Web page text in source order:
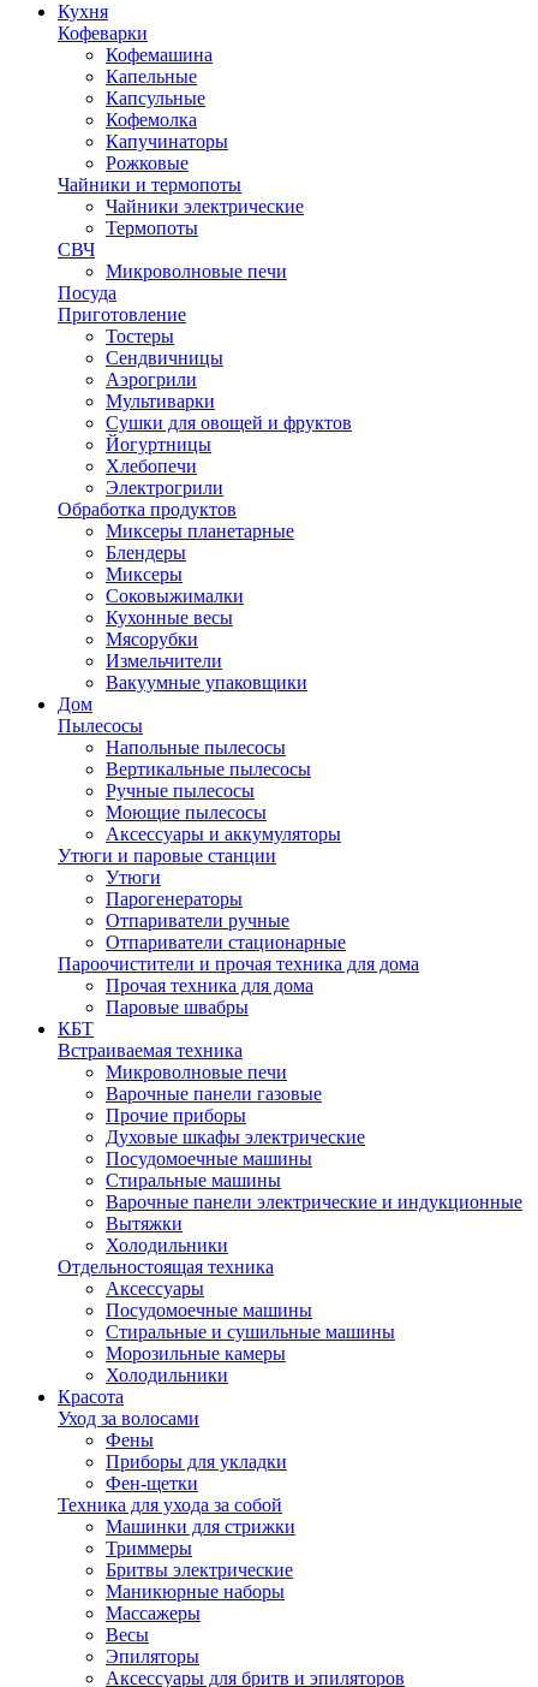
Кухня
Кофеварки
Кофемашина
Капельные
Капсульные
Кофемолка
Капучинаторы
Рожковые
Чайники и термопоты
Чайники электрические
Термопоты
СВЧ
Микроволновые печи
Посуда
Приготовление
Тостеры
Сендвичницы
Аэрогрили
Мультиварки
Сушки для овощей и фруктов
Йогуртницы
Хлебопечи
Электрогрили
Обработка продуктов
Миксеры планетарные
Блендеры
Миксеры
Соковыжималки
Кухонные весы
Мясорубки
Измельчители
Вакуумные упаковщики
Дом
Пылесосы
Напольные пылесосы
Вертикальные пылесосы
Ручные пылесосы
Моющие пылесосы
Аксессуары и аккумуляторы
Утюги и паровые станции
Утюги
Парогенераторы
Отпариватели ручные
Отпариватели стационарные
Пароочистители и прочая техника для дома
Прочая техника для дома
Паровые швабры
КБТ
Встраиваемая техника
Микроволновые печи
Варочные панели газовые
Прочие приборы
Духовые шкафы электрические
Посудомоечные машины
Стиральные машины
Варочные панели электрические и индукционные
Вытяжки
Холодильники
Отдельностоящая техника
Аксессуары
Посудомоечные машины
Стиральные и сушильные машины
Морозильные камеры
Холодильники
Красота
Уход за волосами
Фены
Приборы для укладки
Фен-щетки
Техника для ухода за собой
Машинки для стрижки
Триммеры
Бритвы электрические
Маникюрные наборы
Массажеры
Весы
Эпиляторы
Аксессуары для бритв и эпиляторов